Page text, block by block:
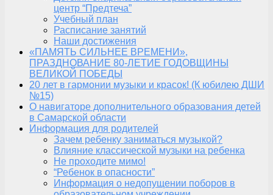
центр “Предтеча”
Учебный план
Расписание занятий
Наши достижения
«ПАМЯТЬ СИЛЬНЕЕ ВРЕМЕНИ»,
ПРАЗДНОВАНИЕ 80-ЛЕТИЕ ГОДОВЩИНЫ
ВЕЛИКОЙ ПОБЕДЫ
20 лет в гармонии музыки и красок! (К юбилею ДШИ
№15)
О навигаторе дополнительного образования детей
в Самарской области
Информация для родителей
Зачем ребенку заниматься музыкой?
Влияние классической музыки на ребенка
Не проходите мимо!
“Ребенок в опасности”
Информация о недопущении поборов в